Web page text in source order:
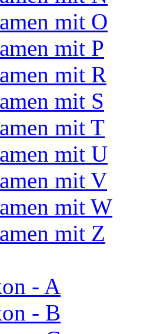
mit O
mit P
mit R
mit S
mit T
mit U
mit V
mit W
mit Z
- A
- B